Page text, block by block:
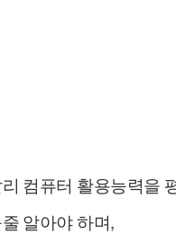
컴퓨터 활용능력을
알아야 하며,